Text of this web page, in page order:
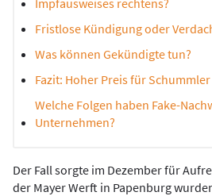
Impfausweises rechtens?
Fristlose Kündigung oder
Was können Gekündigte tun?
Fazit: Hoher Preis für Schummler
Welche Folgen haben Fake-
Unternehmen?
Der Fall sorgte im Dezember für
der Mayer Werft in Papenburg